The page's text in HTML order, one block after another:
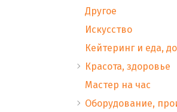
Другое
Искусство
Кейтеринг и еда,
Красота, здоровье
Мастер на час
Оборудование,